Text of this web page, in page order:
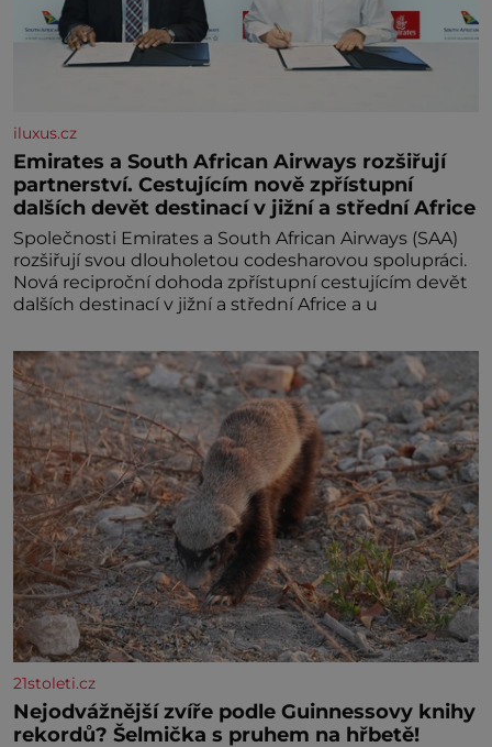
iluxus.cz
Emirates a South African Airways rozšiřují
partnerství. Cestujícím nově zpřístupní
dalších devět destinací v jižní a střední Africe
Společnosti Emirates a South African Airways (SAA)
rozšiřují svou dlouholetou codesharovou spolupráci.
Nová reciproční dohoda zpřístupní cestujícím devět
dalších destinací v jižní a střední Africe a u
21stoleti.cz
Nejodvážnější zvíře podle Guinnessovy knihy
rekordů? Šelmička s pruhem na hřbetě!